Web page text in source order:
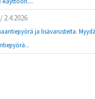
/ 2.4.2026
ja lisävarusteita.